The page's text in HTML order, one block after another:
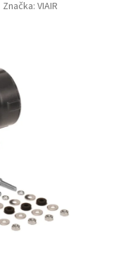
Značka: VIAIR